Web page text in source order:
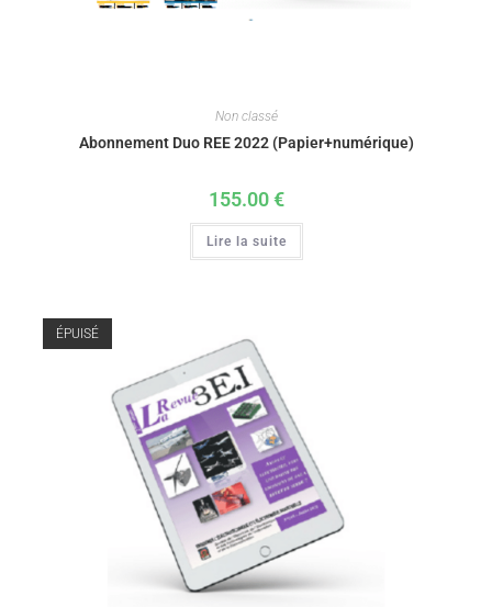
Non classé
Abonnement Duo REE 2022 (Papier+numérique)
155.00€
Lire la suite
ÉPUISÉ